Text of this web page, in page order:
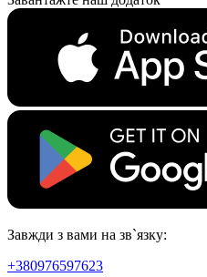
Завжди з вами на зв`язку:
+380976597623